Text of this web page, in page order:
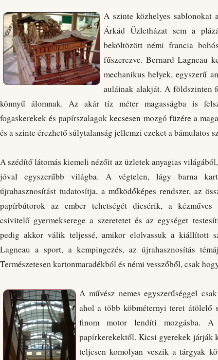
A szinte közhelyes sablonokat
Árkád Üzletházat sem a
beköltözött némi francia
fűszerezve. Bernard Lagneau
mechanikus helyek, egyszerű
auláinak alakját. A földszinten
könnyű álomnak. Az akár tíz méter magasságba is
fogaskerekek és papírszalagok kecsesen mozgó füzére a
és a szinte érezhető súlytalanság jellemzi ezeket a bámulatos
A szédítő látomás kiemeli nézőit az üzletek anyagias
jóval egyszerűbb világba. A végtelen, lágy barna
újrahasznosítást tudatosítja, a működőképes rendszer, az
papírbútorok az ember tehetségét dicsérik, a kézműves
csivitelő gyermekserege a szeretetet és az egységet
pedig akkor válik teljessé, amikor elolvassuk a kiállított
Lagneau a sport, a kempingezés, az újrahasznosítás
Természetesen kartonmaradékból és némi vesszőből, csak
A művész nemes egyszerűséggel
ahol a több köbméternyi teret átölelő
finom motor lendíti mozgásba.
papírkerekektől. Kicsi gyerekek járják
teljesen komolyan veszik a tárgyak